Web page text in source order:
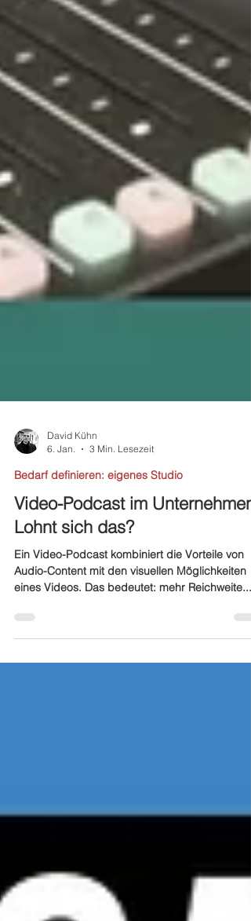
6. Jan.
3 Min. Lesezeit
Bedarf definieren: eigenes Studio
Video-Podcast im Unternehmen
Lohnt sich das?
Ein Video-Podcast kombiniert die Vorteile von
Audio-Content mit den visuellen Möglichkeiten
eines Videos. Das bedeutet: mehr Reichweite...